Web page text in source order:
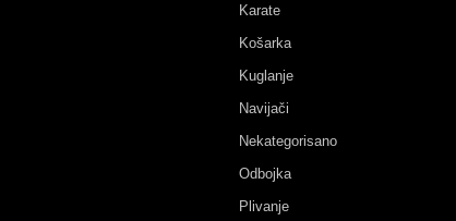
Karate
Košarka
Kuglanje
Navijači
Nekategorisano
Odbojka
Plivanje